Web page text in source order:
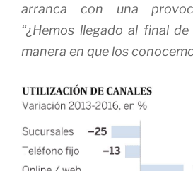
arranca con una
“¿Hemos llegado al final
manera en que los